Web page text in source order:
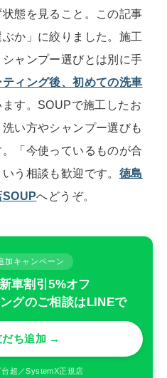
態を見ること。この記事
か」に絞りました。施工
ャンプー選びとは別に手
ティング後、初めての洗車
す。SOUPで施工したお
い方やシャンプー選びも
「今使っているものが合
う相談も歓迎です。 徳島
SOUPへどうぞ。
加キャンペーン
車割引5%オフ
グのご相談はLINEで
だち追加 →
超／SystemX正規店